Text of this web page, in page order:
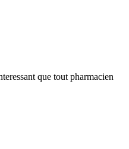
que tout pharmacien